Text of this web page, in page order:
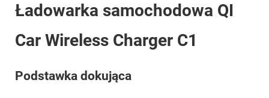
Ładowarka samochodowa QI
Car Wireless Charger C1
Podstawka dokująca